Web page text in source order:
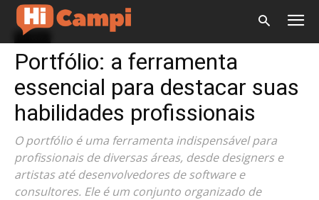
Hi News
Portfólio: a ferramenta
essencial para destacar suas
habilidades profissionais
O portfólio é uma ferramenta indispensável para
profissionais de diversas áreas, desde designers e
artistas até desenvolvedores de software e
consultores. Ele é um conjunto organizado de